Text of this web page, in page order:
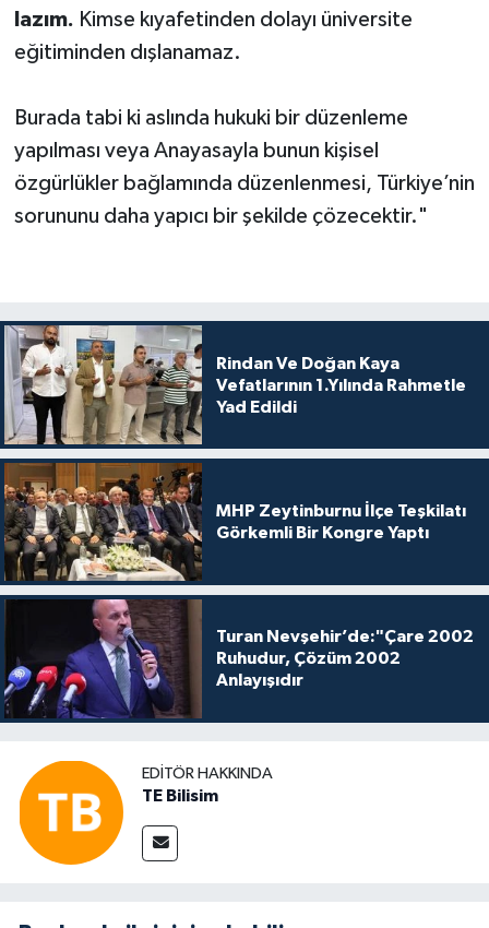
lazım. Kimse kıyafetinden dolayı üniversite
eğitiminden dışlanamaz.
Burada tabi ki aslında hukuki bir düzenleme
yapılması veya Anayasayla bunun kişisel
özgürlükler bağlamında düzenlenmesi, Türkiye’nin
sorununu daha yapıcı bir şekilde çözecektir."
Rindan Ve Doğan Kaya
Vefatlarının 1.Yılında Rahmetle
Yad Edildi
MHP Zeytinburnu İlçe Teşkilatı
Görkemli Bir Kongre Yaptı
Turan Nevşehir’de:"Çare 2002
Ruhudur, Çözüm 2002
Anlayışıdır
EDITÖR HAKKINDA
TE Bilisim